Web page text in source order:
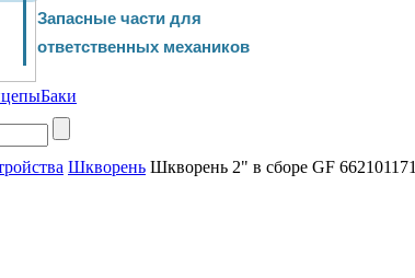
Запасные части для
ответственных механиков
Баки
Шкворень Шкворень 2" в сборе GF 662101171